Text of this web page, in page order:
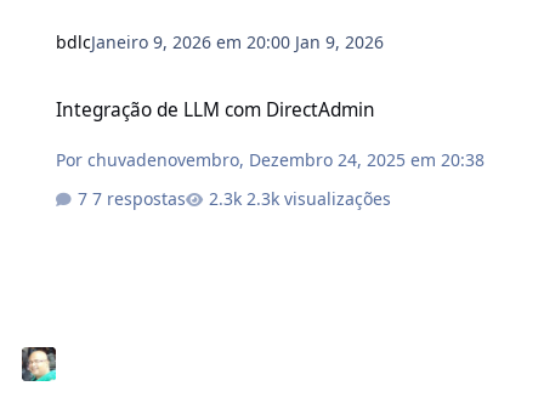
bdlcJaneiro 9, 2026 em 20:00 Jan 9, 2026
Integração de LLM com DirectAdmin
Porchuvadenovembro, Dezembro 24, 2025 em 20:38
7 respostas
2.3k visualizações